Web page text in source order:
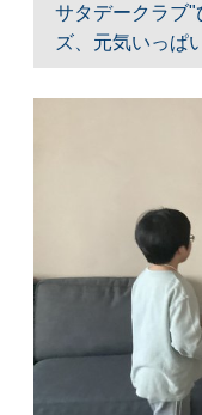
サタデークラブ"
ズ、元気いっぱ